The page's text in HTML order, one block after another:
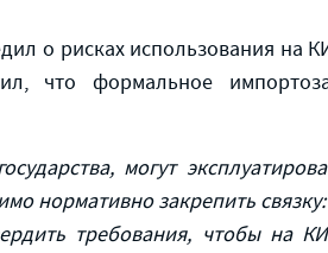
о рисках использования на
что формальное
могут
нормативно закрепить
требования, чтобы на